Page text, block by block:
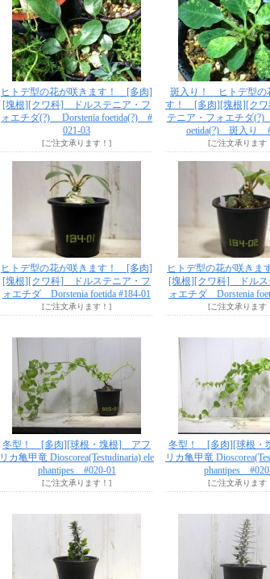
ヒトデ型の花が咲きます！ [多肉]
[塊根][クワ科] ドルステニア・フ
ォエチダ(?) Dorstenia foetida(?) #
021-03
[ご注文承ります！]
斑入り！ ヒトデ型の
す！ [多肉][塊根][ク
テニア・フォエチダ
oetida(?) 斑入り
[ご注文承ります
ヒトデ型の花が咲きます！ [多肉]
[塊根][クワ科] ドルステニア・フ
ォエチダ Dorstenia foetida #184-01
[ご注文承ります！]
ヒトデ型の花が咲き
[塊根][クワ科] ドルス
ォエチダ Dorstenia
[ご注文承ります
冬型！ [多肉][球根・塊根] アフ
リカ亀甲竜 Dioscorea(Testudinaria) ele
phantipes #020-01
[ご注文承ります！]
冬型！ [多肉][球根・
リカ亀甲竜
phantipes
[ご注文承ります